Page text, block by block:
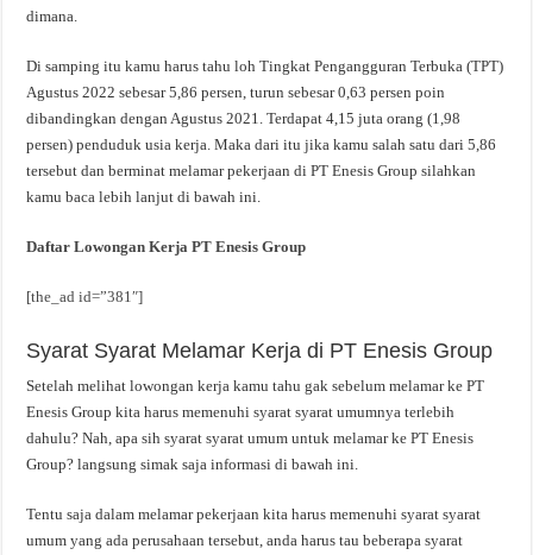
dimana.
Di samping itu kamu harus tahu loh Tingkat Pengangguran Terbuka (TPT)
Agustus 2022 sebesar 5,86 persen, turun sebesar 0,63 persen poin
dibandingkan dengan Agustus 2021. Terdapat 4,15 juta orang (1,98
persen) penduduk usia kerja. Maka dari itu jika kamu salah satu dari 5,86
tersebut dan berminat melamar pekerjaan di PT Enesis Group silahkan
kamu baca lebih lanjut di bawah ini.
Daftar Lowongan Kerja PT Enesis Group
[the_ad id=”381″]
Syarat Syarat Melamar Kerja di PT Enesis Group
Setelah melihat lowongan kerja kamu tahu gak sebelum melamar ke PT
Enesis Group kita harus memenuhi syarat syarat umumnya terlebih
dahulu? Nah, apa sih syarat syarat umum untuk melamar ke PT Enesis
Group? langsung simak saja informasi di bawah ini.
Tentu saja dalam melamar pekerjaan kita harus memenuhi syarat syarat
umum yang ada perusahaan tersebut, anda harus tau beberapa syarat